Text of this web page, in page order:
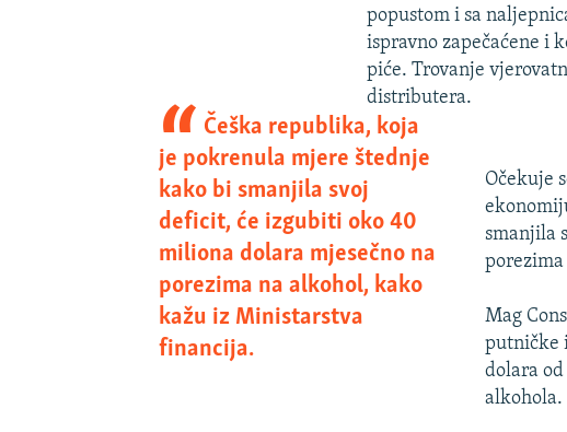
popustom i sa
ispravno zapečaćene i
piće. Trovanje
distributera.
Češka republika, koja
je pokrenula mjere štednje
kako bi smanjila svoj
deficit, će izgubiti oko 40
miliona dolara mjesečno na
porezima na alkohol, kako
kažu iz Ministarstva
financija.
Očekuje
smanjila
Mag
putničke
dolara
alkohola.